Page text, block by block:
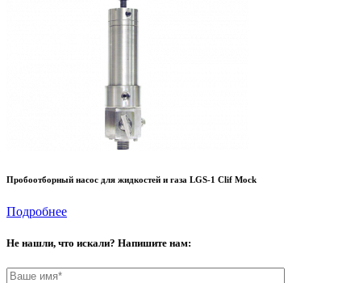
Пробоотборный насос для жидкостей и газа LGS-1 Clif Mock
Подробнее
Не нашли, что искали? Напишите нам: